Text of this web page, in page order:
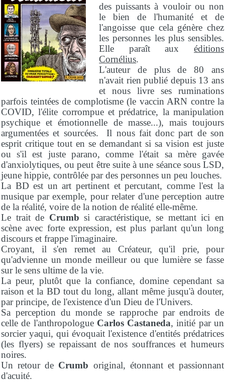
des puissants à vouloir ou non
le bien de l'humanité et de
l'angoisse que cela génère chez
les personnes les plus sensibles.
Elle paraît aux éditions
Cornélius.
L'auteur de plus de 80 ans
n'avait rien publié depuis 13 ans
et nous livre ses ruminations
parfois teintées de complotisme (le vaccin ARN contre la
COVID, l'élite corrompue et prédatrice, la manipulation
psychique et émotionnelle de masse...), mais toujours
argumentées et sourcées. Il nous fait donc part de son
esprit critique tout en se demandant si sa vision est juste
ou s'il est juste parano, comme l'était sa mère gavée
d'anxiolytiques, ou peut être suite à une séance sous LSD,
jeune hippie, contrôlée par des personnes un peu louches.
La BD est un art pertinent et percutant, comme l'est la
musique par exemple, pour relater d'une perception autre
de la réalité, voire de la notion de réalité elle-même.
Le trait de Crumb si caractéristique, se mettant ici en
scène avec forte expression, est plus parlant qu'un long
discours et frappe l'imaginaire.
Croyant, il s'en remet au Créateur, qu'il prie, pour
qu'advienne un monde meilleur ou que lumière se fasse
sur le sens ultime de la vie.
La peur, plutôt que la confiance, domine cependant sa
raison et la BD tout du long, allant même jusqu'à douter,
par principe, de l'existence d'un Dieu de l'Univers.
Sa perception du monde se rapproche par endroits de
celle de l'anthropologue Carlos Castaneda, initié par un
sorcier yaqui, qui évoquait l'existence d'entités prédatrices
(les flyers) se repaissant de nos souffrances et humeurs
noires.
Un retour de Crumb original, étonnant et passionnant
d'acuité.